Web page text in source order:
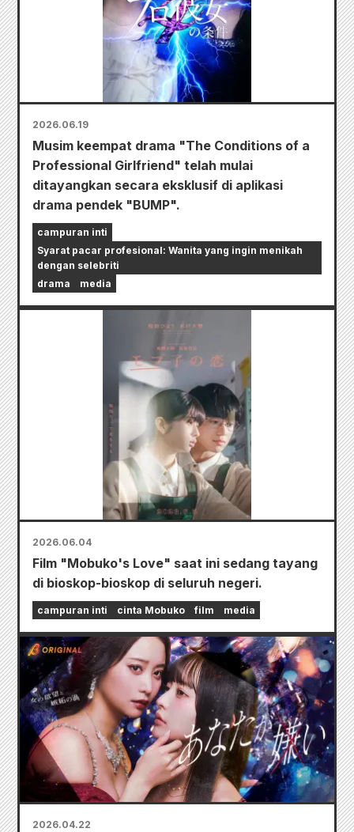
2026.06.19
Musim keempat drama "The Conditions of a
Professional Girlfriend" telah mulai
ditayangkan secara eksklusif di aplikasi
drama pendek "BUMP".
campuran inti
Syarat pacar profesional: Wanita yang ingin menikah
dengan selebriti
drama
media
2026.06.04
Film "Mobuko's Love" saat ini sedang tayang
di bioskop-bioskop di seluruh negeri.
campuran inti cinta Mobuko film media
2026.04.22